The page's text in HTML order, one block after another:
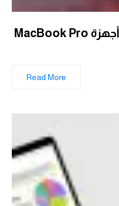
أبل تطلق الجيل الجديد من أجهزة MacBook Pro
Read More